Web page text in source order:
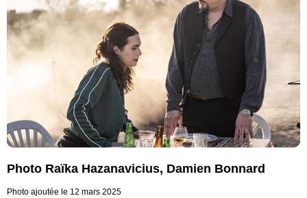
Photo Raïka Hazanavicius, Damien Bonnard
Photo ajoutée le 12 mars 2025